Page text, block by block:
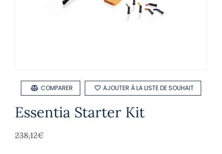
AJOUTER À LA LISTE DE SOUHAIT
COMPARER
Essentia Starter Kit
238,12€